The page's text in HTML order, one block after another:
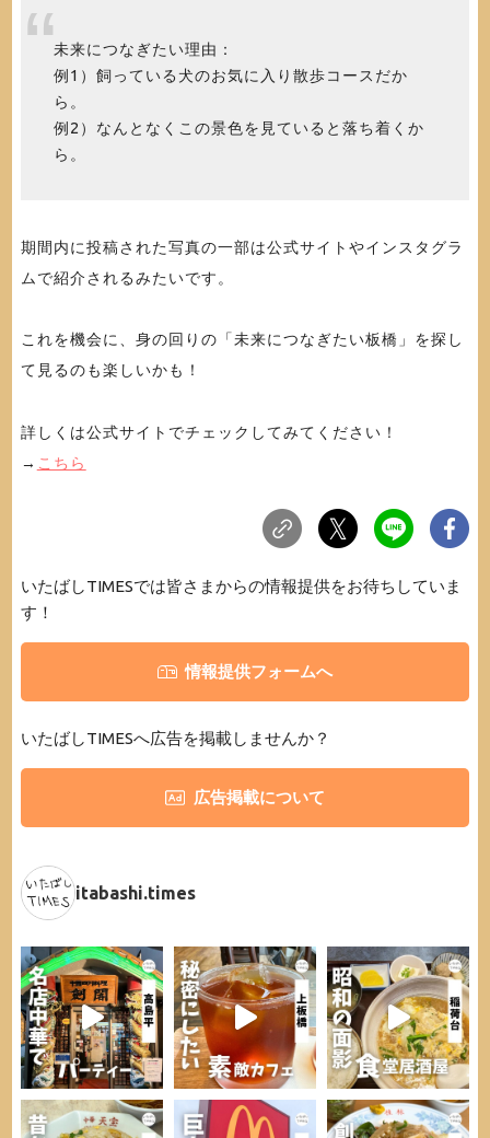
未来につなぎたい理由：
例1）飼っている犬のお気に入り散歩コースだか
ら。
例2）なんとなくこの景色を見ていると落ち着くか
ら。
期間内に投稿された写真の一部は公式サイトやインスタグラ
ムで紹介されるみたいです。
これを機会に、身の回りの「未来につなぎたい板橋」を探し
て見るのも楽しいかも！
詳しくは公式サイトでチェックしてみてください！
→ こちら
いたばしTIMESでは皆さまからの情報提供をお待ちしていま
す！
情報提供フォームへ
いたばしTIMESへ広告を掲載しませんか？
広告掲載について
itabashi.times